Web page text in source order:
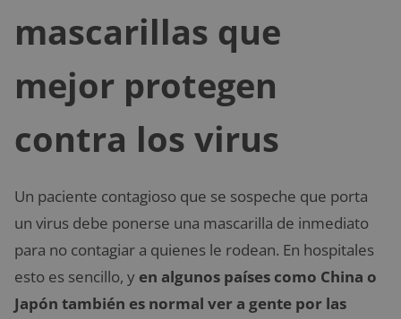
mascarillas que
mejor protegen
contra los virus
Un paciente contagioso que se sospeche que porta
un virus debe ponerse una mascarilla de inmediato
para no contagiar a quienes le rodean. En hospitales
esto es sencillo, y en algunos países como China o
Japón también es normal ver a gente por las